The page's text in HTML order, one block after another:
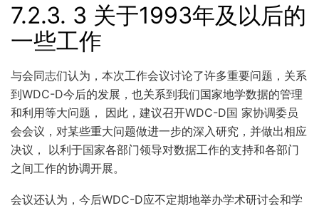
7.2.3. 3 关于1993年及以后的
一些工作
与会同志们认为，本次工作会议讨论了许多重要问题，关系
到WDC-D今后的发展，也关系到我们国家地学数据的管理
和利用等大问题， 因此，建议召开WDC-D国 家协调委员
会会议，对某些重大问题做进一步的深入研究，并做出相应
决议， 以利于国家各部门领导对数据工作的支持和各部门
之间工作的协调开展。
会议还认为，今后WDC-D应不定期地举办学术研讨会和学